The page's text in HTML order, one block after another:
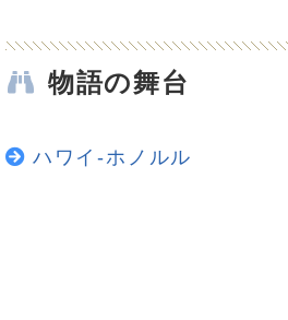
物語の舞台
ハワイ-ホノルル